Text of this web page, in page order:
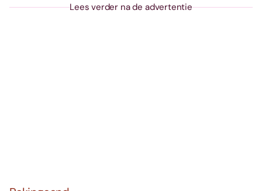
Lees verder na de advertentie